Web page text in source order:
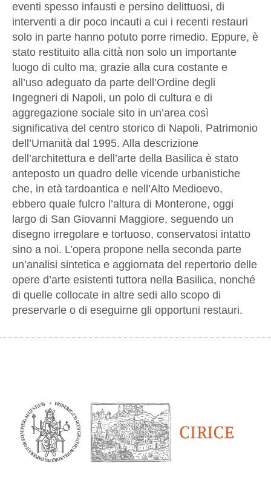
eventi spesso infausti e persino delittuosi, di
interventi a dir poco incauti a cui i recenti restauri
solo in parte hanno potuto porre rimedio. Eppure, è
stato restituito alla città non solo un importante
luogo di culto ma, grazie alla cura costante e
all’uso adeguato da parte dell’Ordine degli
Ingegneri di Napoli, un polo di cultura e di
aggregazione sociale sito in un’area così
significativa del centro storico di Napoli, Patrimonio
dell’Umanità dal 1995. Alla descrizione
dell’architettura e dell’arte della Basilica è stato
anteposto un quadro delle vicende urbanistiche
che, in età tardoantica e nell’Alto Medioevo,
ebbero quale fulcro l’altura di Monterone, oggi
largo di San Giovanni Maggiore, seguendo un
disegno irregolare e tortuoso, conservatosi intatto
sino a noi. L’opera propone nella seconda parte
un’analisi sintetica e aggiornata del repertorio delle
opere d’arte esistenti tuttora nella Basilica, nonché
di quelle collocate in altre sedi allo scopo di
preservarle o di eseguirne gli opportuni restauri.